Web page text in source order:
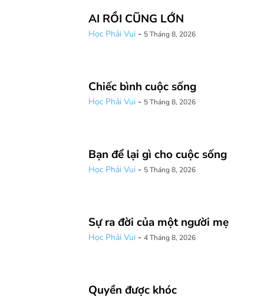
AI RỒI CŨNG LỚN
Học Phải Vui - 5 Tháng 8, 2026
Chiếc bình cuộc sống
Học Phải Vui - 5 Tháng 8, 2026
Bạn để lại gì cho cuộc sống
Học Phải Vui - 5 Tháng 8, 2026
Sự ra đời của một người mẹ
Học Phải Vui - 4 Tháng 8, 2026
Quyền được khóc